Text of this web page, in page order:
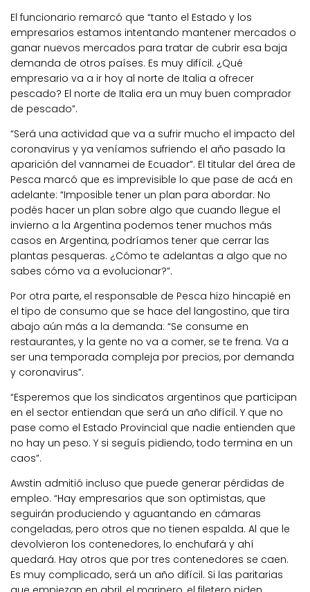
El funcionario remarcó que “tanto el Estado y los
empresarios estamos intentando mantener mercados o
ganar nuevos mercados para tratar de cubrir esa baja
demanda de otros países. Es muy difícil. ¿Qué
empresario va a ir hoy al norte de Italia a ofrecer
pescado? El norte de Italia era un muy buen comprador
de pescado”.
“Será una actividad que va a sufrir mucho el impacto del
coronavirus y ya veníamos sufriendo el año pasado la
aparición del vannamei de Ecuador”. El titular del área de
Pesca marcó que es imprevisible lo que pase de acá en
adelante: “Imposible tener un plan para abordar. No
podés hacer un plan sobre algo que cuando llegue el
invierno a la Argentina podemos tener muchos más
casos en Argentina, podríamos tener que cerrar las
plantas pesqueras. ¿Cómo te adelantas a algo que no
sabes cómo va a evolucionar?”.
Por otra parte, el responsable de Pesca hizo hincapié en
el tipo de consumo que se hace del langostino, que tira
abajo aún más a la demanda: “Se consume en
restaurantes, y la gente no va a comer, se te frena. Va a
ser una temporada compleja por precios, por demanda
y coronavirus”.
“Esperemos que los sindicatos argentinos que participan
en el sector entiendan que será un año difícil. Y que no
pase como el Estado Provincial que nadie entienden que
no hay un peso. Y si seguís pidiendo, todo termina en un
caos”.
Awstin admitió incluso que puede generar pérdidas de
empleo. “Hay empresarios que son optimistas, que
seguirán produciendo y aguantando en cámaras
congeladas, pero otros que no tienen espalda. Al que le
devolvieron los contenedores, lo enchufará y ahí
quedará. Hay otros que por tres contenedores se caen.
Es muy complicado, será un año difícil. Si las paritarias